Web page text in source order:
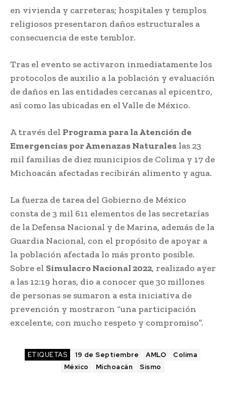
en vivienda y carreteras; hospitales y templos
religiosos presentaron daños estructurales a
consecuencia de este temblor.
Tras el evento se activaron inmediatamente los
protocolos de auxilio a la población y evaluación
de daños en las entidades cercanas al epicentro,
así como las ubicadas en el Valle de México.
A través del Programa para la Atención de
Emergencias por Amenazas Naturales las 23
mil familias de diez municipios de Colima y 17 de
Michoacán afectadas recibirán alimento y agua.
La fuerza de tarea del Gobierno de México
consta de 3 mil 611 elementos de las secretarías
de la Defensa Nacional y de Marina, además de la
Guardia Nacional, con el propósito de apoyar a
la población afectada lo más pronto posible.
Sobre el Simulacro Nacional 2022, realizado ayer
a las 12:19 horas, dio a conocer que 30 millones
de personas se sumaron a esta iniciativa de
prevención y mostraron “una participación
excelente, con mucho respeto y compromiso”.
ETIQUETAS 19 de Septiembre AMLO
Colima
México
Michoacán Sismo